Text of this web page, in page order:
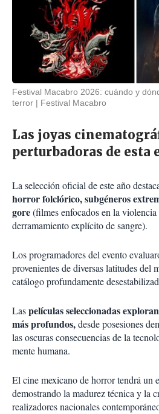
Festival Macabro 2026: cuándo y
terror
Festival Macabro
Las joyas
perturbadoras de esta
La selección oficial de este año
horror folclórico, subgéneros
gore(filmes enfocados en la
derramamiento explícito de sangre).
Los programadores del evento
provenientes de diversas latitudes del
catálogo profundamente
Laspelículas seleccionadas
más profundos,desde posesiones
las oscuras consecuencias de la
mente humana.
El cine mexicano de horror tendrá un
demostrando la madurez técnica y la
realizadores nacionales